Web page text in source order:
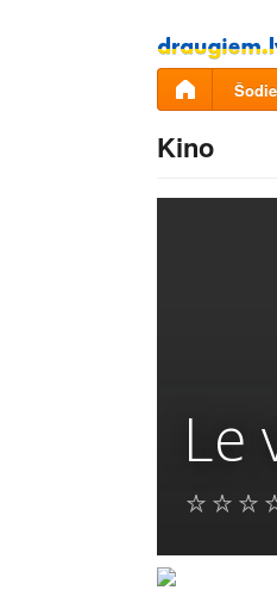
Pāriet
uz
saturu
Kino
Le